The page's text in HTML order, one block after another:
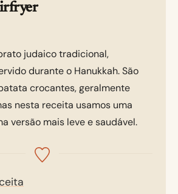
judaico tradicional,
durante o Hanukkah. São
crocantes, geralmente
nesta receita usamos uma
versão mais leve e saudável.